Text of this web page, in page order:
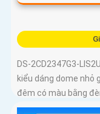
DS-2CD2347G3-
kiểu dáng dome nhỏ
đêm có màu bằng
HikAI-ISP, có tính